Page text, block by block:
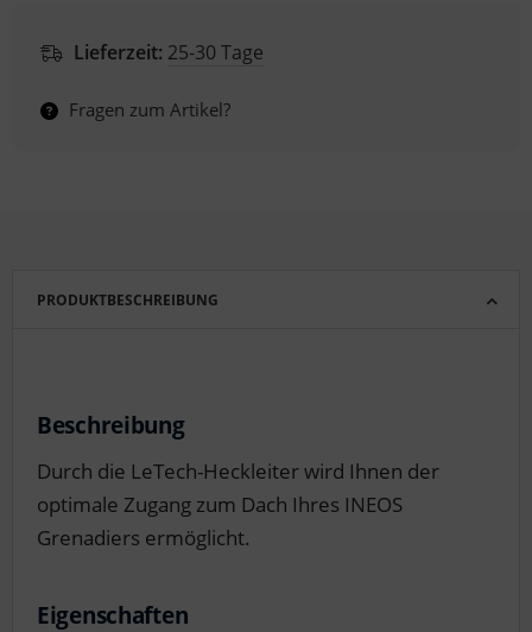
Lieferzeit: 25-30 Tage
Fragen zum Artikel?
PRODUKTBESCHREIBUNG
Beschreibung
Durch die LeTech-Heckleiter wird Ihnen der
optimale Zugang zum Dach Ihres INEOS
Grenadiers ermöglicht.
Eigenschaften